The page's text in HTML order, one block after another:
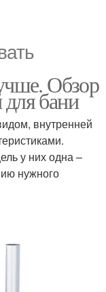
Обзор
бани
внутренней
у них одна –
нужного